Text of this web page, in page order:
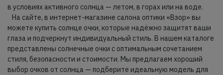
в условиях активного солнца — летом, в горах или на воде.
На сайте, в интернет-магазине салона оптики «Взор» вы
можете купить солнце очки, которые надёжно защитят ваши
глаза и подчеркнут индивидуальный стиль. В нашем каталоге
представлены солнечные очки с оптимальным сочетанием
стиля, безопасности и стоимости. Мы предлагаем хороший
выбор очков от солнца — подберите идеальную модель для